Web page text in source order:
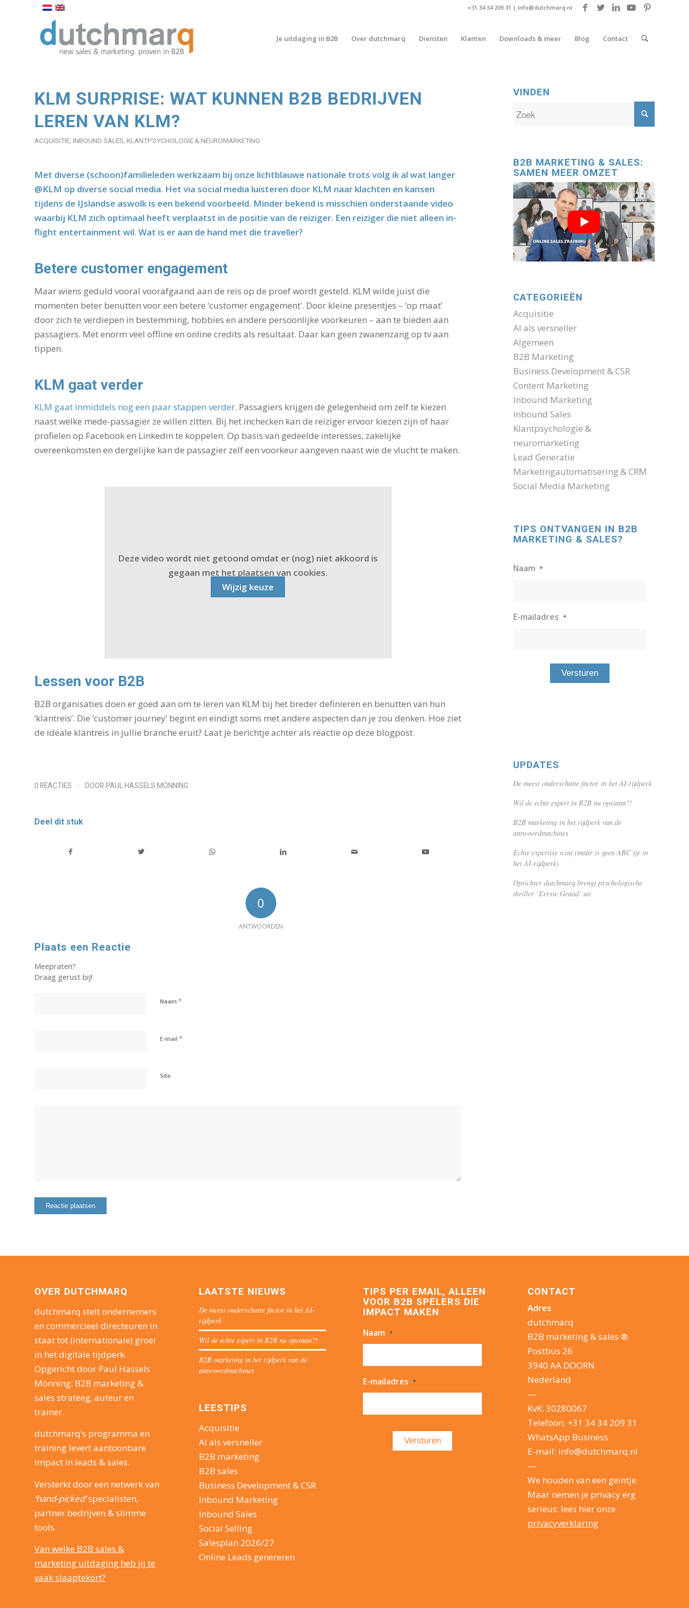
+31 34 34 209 31 | info@dutchmarq.nl
Je uitdaging in B2B Over dutchmarq Diensten Klanten Downloads & meer Blog Contact
KLM SURPRISE: WAT KUNNEN B2B BEDRIJVEN
LEREN VAN KLM?
ACQUISITIE INBOUND SALES KLANTPSYCHOLOGIE & NEUROMARKETING
Met diverse (schoon)familieleden werkzaam bij onze lichtblauwe nationale trots volg ik al wat langer
@KLM op diverse social media. Het via social media luisteren door KLM naar klachten en kansen
tijdens de IJslandse aswolk is een bekend voorbeeld. Minder bekend is misschien onderstaande video
waarbij KLM zich optimaal heeft verplaatst in de positie van de reiziger. Een reiziger die niet alleen in-
flight entertainment wil. Wat is er aan de hand met die traveller?
Betere customer engagement
Maar wiens geduld vooral voorafgaand aan de reis op de proef wordt gesteld. KLM wilde juist die
momenten beter benutten voor een betere ‘customer engagement’. Door kleine presentjes – ‘op maat’
door zich te verdiepen in bestemming, hobbies en andere persoonlijke voorkeuren – aan te bieden aan
passagiers. Met enorm veel offline en online credits als resultaat. Daar kan geen zwanenzang op tv aan
tippen.
KLM gaat verder
KLM gaat inmiddels nog een paar stappen verder. Passagiers krijgen de gelegenheid om zelf te kiezen
naast welke mede-passagier ze willen zitten. Bij het inchecken kan de reiziger ervoor kiezen zijn of haar
profielen op Facebook en Linkedin te koppelen. Op basis van gedeelde interesses, zakelijke
overeenkomsten en dergelijke kan de passagier zelf een voorkeur aangeven naast wie de vlucht te maken.
Deze video wordt niet getoond omdat er (nog) niet akkoord is
gegaan met het plaatsen van cookies.
Wijzig keuze
Lessen voor B2B
B2B organisaties doen er goed aan om te leren van KLM bij het breder definieren en benutten van hun
‘klantreis’. Die ‘customer journey’ begint en eindigt soms met andere aspecten dan je zou denken. Hoe ziet
de ideale klantreis in jullie branche eruit? Laat je berichtje achter als reactie op deze blogpost.
0 REACTIES / DOOR PAUL HASSELS MÖNNING
Deel dit stuk
0
ANTWOORDEN
Plaats een Reactie
Meepraten?
Draag gerust bij!
Naam *
E-mail *
Site
VINDEN
B2B MARKETING & SALES:
SAMEN MEER OMZET
CATEGORIEËN
Acquisitie
AI als versneller
Algemeen
B2B Marketing
Business Development & CSR
Content Marketing
Inbound Marketing
Inbound Sales
Klantpsychologie &
neuromarketing
Lead Generatie
Marketingautomatisering & CRM
Social Media Marketing
TIPS ONTVANGEN IN B2B
MARKETING & SALES?
Naam *
E-mailadres *
UPDATES
De meest onderschatte factor in het AI-tijdperk
Wil de echte expert in B2B nu opstaan?!
B2B marketing in het tijdperk van de
antwoordmachines
Echte expertise wint (maar is geen ABC’tje in
het AI-tijdperk)
Oprichter dutchmarq brengt psychologische
thriller ‘Eerste Graad’ uit
OVER DUTCHMARQ
dutchmarq stelt ondernemers
en commercieel directeuren in
staat tot (internationale) groei
in het digitale tijdperk.
Opgericht door Paul Hassels
Mönning: B2B marketing &
sales strateeg, auteur en
trainer.
dutchmarq’s programma en
training levert aantoonbare
impact in leads & sales.
Versterkt door een netwerk van
‘hand-picked’specialisten,
partner bedrijven & slimme
tools.
Van welke B2B sales &
marketing uitdaging heb jij te
vaak slaaptekort?
LAATSTE NIEUWS
De meest onderschatte factor in het AI-
tijdperk
Wil de echte expert in B2B nu opstaan?!
B2B marketing in het tijdperk van de
antwoordmachines
LEESTIPS
Acquisitie
AI als versneller
B2B marketing
B2B sales
Business Development & CSR
Inbound Marketing
Inbound Sales
Social Selling
Salesplan 2026/27
Online Leads genereren
TIPS PER EMAIL, ALLEEN
VOOR B2B SPELERS DIE
IMPACT MAKEN
Naam *
E-mailadres *
CONTACT
Adres
dutchmarq
B2B marketing & sales ®
Postbus 26
3940 AA DOORN
Nederland
—
KvK: 30280067
Telefoon: +31 34 34 209 31
WhatsApp Business
E-mail: info@dutchmarq.nl
—
We houden van een geintje.
Maar nemen je privacy erg
serieus: lees hier onze
privacyverklaring